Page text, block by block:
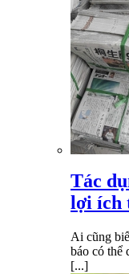
Tác
lợi ích
Ai cũng
báo có thể
[...]